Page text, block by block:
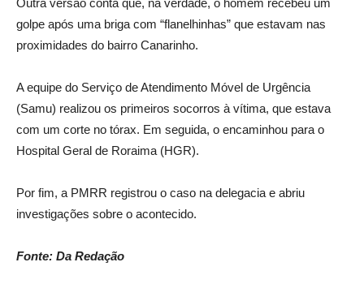
Outra versão conta que, na verdade, o homem recebeu um
golpe após uma briga com “flanelhinhas” que estavam nas
proximidades do bairro Canarinho.
A equipe do Serviço de Atendimento Móvel de Urgência
(Samu) realizou os primeiros socorros à vítima, que estava
com um corte no tórax. Em seguida, o encaminhou para o
Hospital Geral de Roraima (HGR).
Por fim, a PMRR registrou o caso na delegacia e abriu
investigações sobre o acontecido.
Fonte: Da Redação